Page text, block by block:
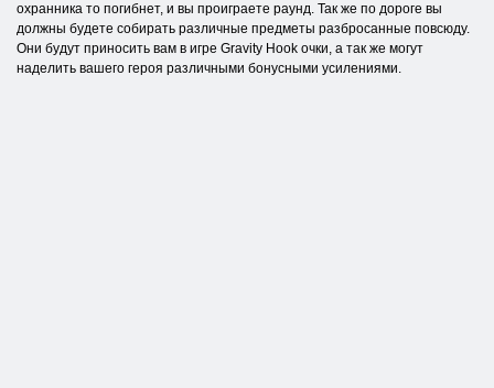
охранника то погибнет, и вы проиграете раунд. Так же по дороге вы
должны будете собирать различные предметы разбросанные повсюду.
Они будут приносить вам в игре Gravity Hook очки, а так же могут
наделить вашего героя различными бонусными усилениями.